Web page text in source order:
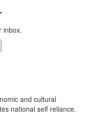
inbox.
and cultural
national self reliance.